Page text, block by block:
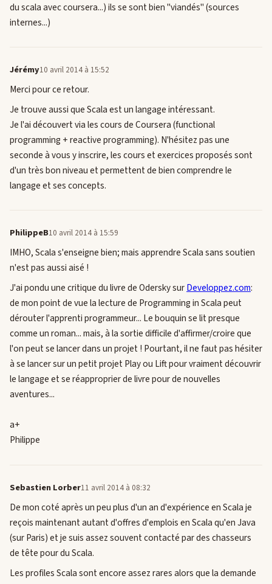
du scala avec coursera...) ils se sont bien "viandés" (sources
internes...)
Jérémy10 avril 2014 à 15:52
Merci pour ce retour.
Je trouve aussi que Scala est un langage intéressant.
Je l'ai découvert via les cours de Coursera (functional
programming + reactive programming). N'hésitez pas une
seconde à vous y inscrire, les cours et exercices proposés sont
d'un très bon niveau et permettent de bien comprendre le
langage et ses concepts.
PhilippeB10 avril 2014 à 15:59
IMHO, Scala s'enseigne bien; mais apprendre Scala sans soutien
n'est pas aussi aisé !
J'ai pondu une critique du livre de Odersky surDeveloppez.com:
de mon point de vue la lecture de Programming in Scala peut
dérouter l'apprenti programmeur... Le bouquin se lit presque
comme un roman... mais, à la sortie difficile d'affirmer/croire que
l'on peut se lancer dans un projet ! Pourtant, il ne faut pas hésiter
à se lancer sur un petit projet Play ou Lift pour vraiment découvrir
le langage et se réapproprier de livre pour de nouvelles
aventures...
a+
Philippe
Sebastien Lorber11 avril 2014 à 08:32
De mon coté après un peu plus d'un an d'expérience en Scala je
reçois maintenant autant d'offres d'emplois en Scala qu'en Java
(sur Paris) et je suis assez souvent contacté par des chasseurs
de tête pour du Scala.
Les profiles Scala sont encore assez rares alors que la demande